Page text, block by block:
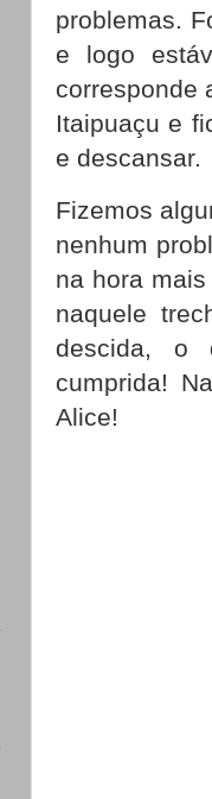
problemas.
e logo
corresponde
Itaipuaçu e
e descansar.
Fizemos
nenhum
na hora
naquele
descida, o
cumprida!
Alice!